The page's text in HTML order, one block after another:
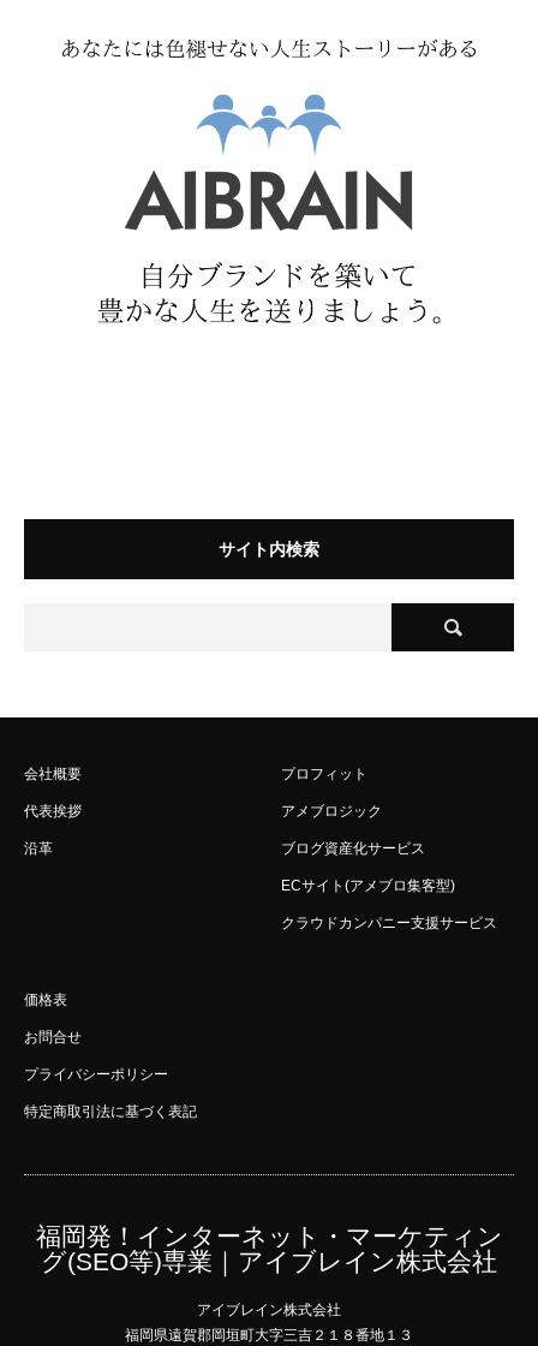
サイト内検索
会社概要
代表挨拶
沿革
プロフィット
アメブロジック
ブログ資産化サービス
ECサイト(アメブロ集客型)
クラウドカンパニー支援サービス
価格表
お問合せ
プライバシーポリシー
特定商取引法に基づく表記
福岡発！インターネット・マーケティン
グ(SEO等)専業｜アイブレイン株式会社
アイブレイン株式会社
福岡県遠賀郡岡垣町大字三吉２１８番地１３